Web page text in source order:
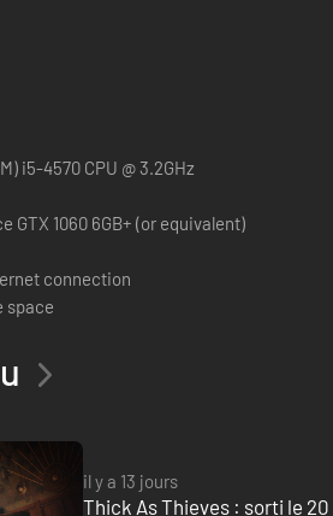
voleurs talentueux possédant chacun
de rester dissimulé dans l’ombre.
i5-4570 CPU @ 3.2GHz
GTX 1060 6GB+ (or equivalent)
connection
space
il y a 13 jours
Thick As Thieves : sorti le